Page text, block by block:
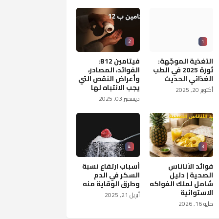
1
التغذية الموجّهة:
ثورة 2025 في الطب
الغذائي الحديث
أكتوبر 20, 2025
2
فيتامين B12:
الفوائد، المصادر،
وأعراض النقص التي
يجب الانتباه لها
ديسمبر 03, 2025
3
فوائد الأناناس
الصحية | دليل
شامل لملك الفواكه
الاستوائية
مايو 16, 2026
4
أسباب ارتفاع نسبة
السكر في الدم
وطرق الوقاية منه
أبريل 21, 2025